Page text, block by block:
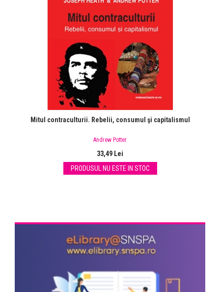
Mitul contraculturii. Rebelii, consumul şi capitalismul
Andrew Potter
33,49 Lei
PRODUSUL NU ESTE IN STOC